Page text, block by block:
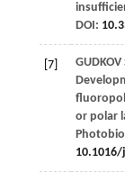
DOI:
[7] GUDKOV
or polar